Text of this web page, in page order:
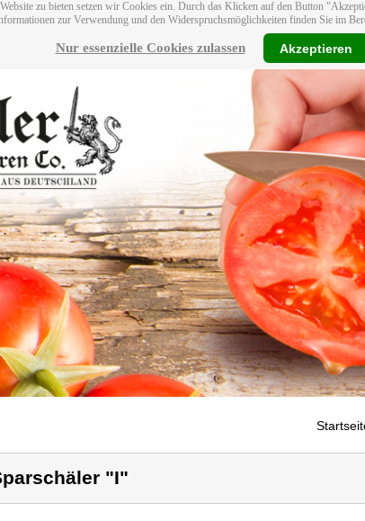
zu bieten setzen wir Cookies ein. Durch das Klicken auf den Button
zur Verwendung und den Widerspruchsmöglichkeiten finden Sie im
Nur essenzielle Cookies zulassen Akzeptieren
"I"